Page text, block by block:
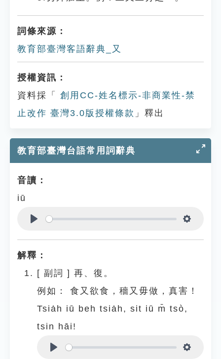
詞條來源：
教育部臺灣客語辭典_又
授權資訊：
資料採「
創用CC-姓名標示-非商業性-禁
止改作 臺灣3.0版授權條款 」釋出
教育部臺灣台語常用詞辭典
音讀：
iū
解釋：
[ 副詞 ] 再、復。
例如：
食又欲食，穡又毋做，真害！
Tsia̍h iū beh tsia̍h, sit iū m̄ tsò,
tsin hāi!